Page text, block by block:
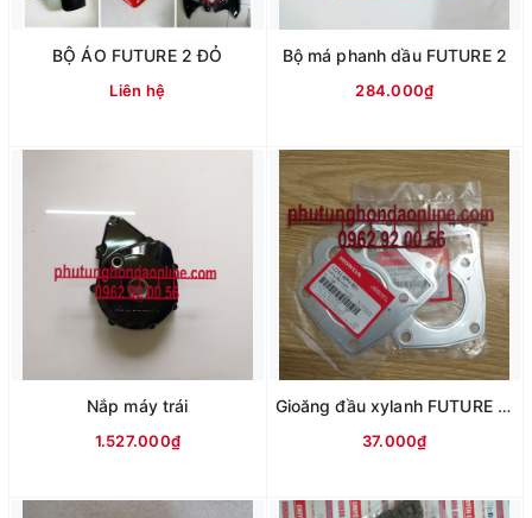
BỘ ÁO FUTURE 2 ĐỎ
Liên hệ
Bộ má phanh dầu FUTURE 2
284.000₫
Nắp máy trái
1.527.000₫
Gioăng đầu xylanh FUTURE NEO
37.000₫